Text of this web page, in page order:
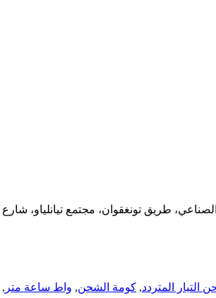
المتردد, كومة الشحن, واط ساعة متر ,